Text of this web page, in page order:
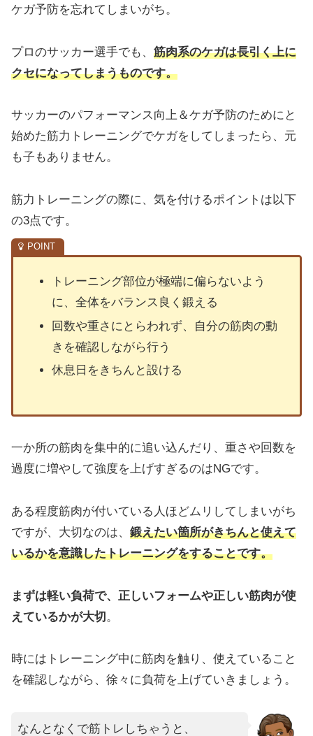
ケガ予防を忘れてしまいがち。
プロのサッカー選手でも、 筋肉系のケガは長引く上に
クセになってしまうものです。
サッカーのパフォーマンス向上＆ケガ予防のためにと
始めた筋力トレーニングでケガをしてしまったら、元
も子もありません。
筋力トレーニングの際に、気を付けるポイントは以下
の3点です。
トレーニング部位が極端に偏らないよう
に、全体をバランス良く鍛える
回数や重さにとらわれず、自分の筋肉の動
きを確認しながら行う
休息日をきちんと設ける
一か所の筋肉を集中的に追い込んだり、重さや回数を
過度に増やして強度を上げすぎるのはNGです。
ある程度筋肉が付いている人ほどムリしてしまいがち
ですが、大切なのは、 鍛えたい箇所がきちんと使えて
いるかを意識したトレーニングをすることです。
まずは軽い負荷で、正しいフォームや正しい筋肉が使
えているかが大切 。
時にはトレーニング中に筋肉を触り、使えていること
を確認しながら、徐々に負荷を上げていきましょう。
なんとなくで筋トレしちゃうと、